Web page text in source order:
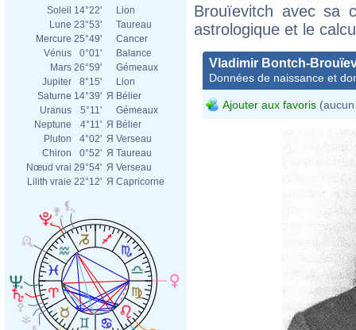
Soleil 14°22'
Lion
Lune 23°53'
Taureau
Mercure 25°49'
Cancer
Vénus
0°01'
Balance
Mars 26°59'
Gémeaux
Jupiter
8°15'
Lion
Saturne 14°39' Я Bélier
Uranus
5°11'
Gémeaux
Neptune
4°11' Я Bélier
Pluton
4°02' Я Verseau
Chiron
0°52' Я Taureau
Nœud vrai 29°54' Я Verseau
Lilith vraie 22°12' Я Capricorne
Brouïevitch avec sa
astrologique et le
Vladimir Bontch-
Données de naissance et
Ajouter aux favoris